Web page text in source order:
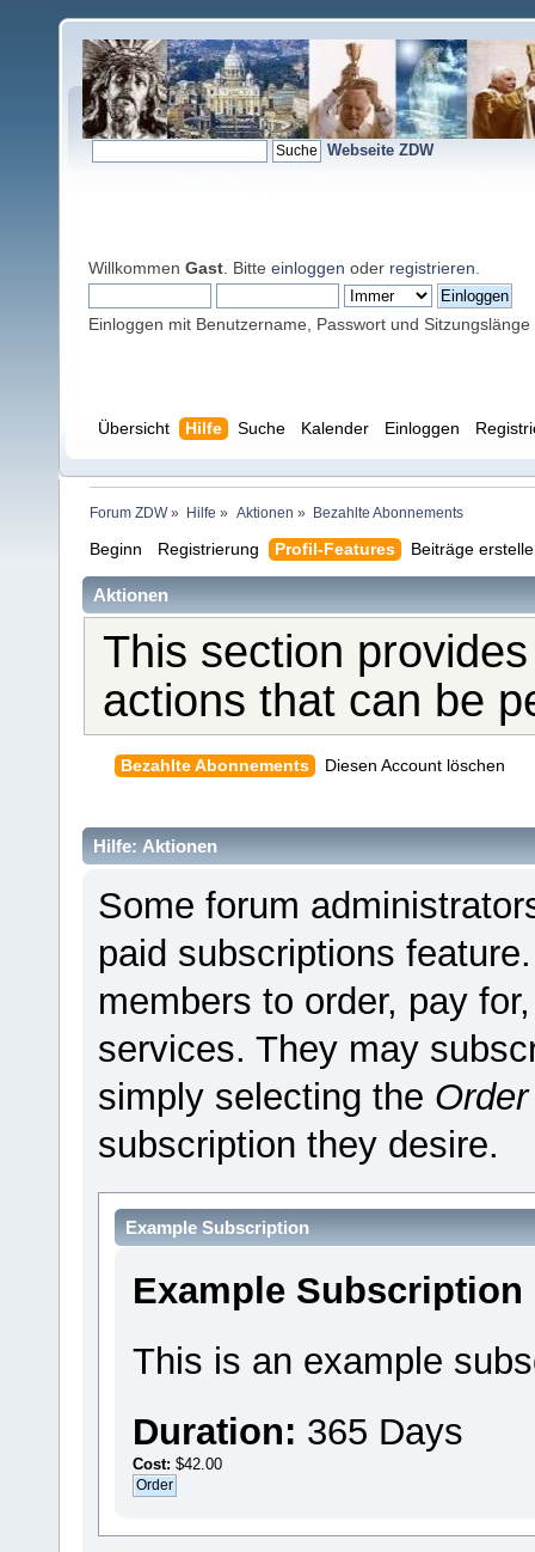
Webseite ZDW
Willkommen Gast . Bitte einloggen oder registrieren
Einloggen mit Benutzername, Passwort und Sitzungslänge
Übersicht Hilfe Suche Kalender Einloggen
Forum ZDW» Hilfe » Aktionen » Bezahlte Abonnements
Beginn Registrierung Profil-Features Beiträge
Aktionen
This section
actions that can be
Bezahlte Abonnements Diesen Account löschen
Hilfe: Aktionen
Some forum
paid subscriptions
members to order, pay
services. They may
simply selecting the Order
subscription they desire.
Example Subscription
Example Subscription
This is an example
Duration: 365 Days
Cost: $42.00